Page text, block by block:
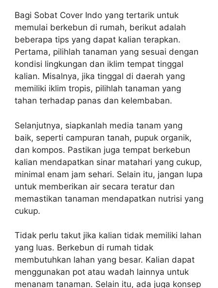
Bagi Sobat Cover Indo yang tertarik untuk
memulai berkebun di rumah, berikut adalah
beberapa tips yang dapat kalian terapkan.
Pertama, pilihlah tanaman yang sesuai dengan
kondisi lingkungan dan iklim tempat tinggal
kalian. Misalnya, jika tinggal di daerah yang
memiliki iklim tropis, pilihlah tanaman yang
tahan terhadap panas dan kelembaban.
Selanjutnya, siapkanlah media tanam yang
baik, seperti campuran tanah, pupuk organik,
dan kompos. Pastikan juga tempat berkebun
kalian mendapatkan sinar matahari yang cukup,
minimal enam jam sehari. Selain itu, jangan lupa
untuk memberikan air secara teratur dan
memastikan tanaman mendapatkan nutrisi yang
cukup.
Tidak perlu takut jika kalian tidak memiliki lahan
yang luas. Berkebun di rumah tidak
membutuhkan lahan yang besar. Kalian dapat
menggunakan pot atau wadah lainnya untuk
menanam tanaman. Selain itu, ada juga konsep